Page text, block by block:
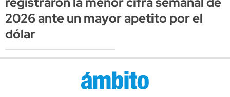
2026 ante un mayor apetito por el
dólar